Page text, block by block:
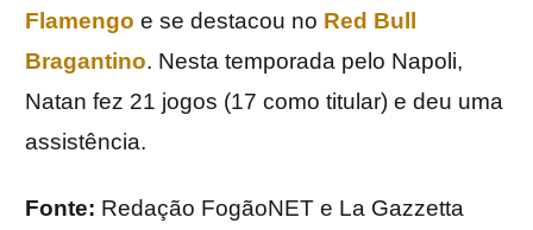
Flamengo e se destacou no Red Bull
Bragantino. Nesta temporada pelo Napoli,
Natan fez 21 jogos (17 como titular) e deu uma
assistência.
Fonte: Redação FogãoNET e La Gazzetta